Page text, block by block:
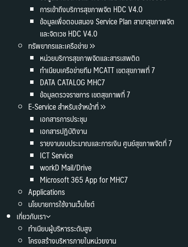
การเข้าถึงบริการสุขภาพจิต HDC V4.0
ข้อมูลเพื่อตอบสนอง Service Plan สาขาสุขภาพจิต
และจิตเวช HDC V4.0
ทรัพยากรและเครือข่าย
หน่วยบริการสุขภาพจิตและสารเสพติด
ทำเนียบเครือข่ายทีม MCATT เขตสุขภาพที่ 7
DATA CATALOG MHC7
ข้อมูลตรวจราชการ เขตสุขภาพที่ 7
E-Service สำหรับเจ้าหน้าที่
เอกสารการประชุม
เอกสารปฏิบัติงาน
รายงานงบประมาณและการเงิน ศูนย์สุขภาพจิตที่ 7
ICT Service
workD Mail/Drive
Microsoft 365 App for MHC7
Applications
นโยบายการใช้งานเว็บไซต์
เกี่ยวกับเรา
ทำเนียบผู้บริหารระดับสูง
โครงสร้างบริหารภายในหน่วยงาน